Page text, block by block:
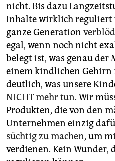
nicht. Bis dazu
Inhalte wirklich reguliert
ganze Generation
egal, wenn noch nicht
belegt ist, was genau
einem kindlichen Gehirn
deutlich, was unsere
NICHT mehr tun. Wir
Produkten, die von den
Unternehmen einzig
süchtig zu machen, um
verdienen. Kein Wunder,